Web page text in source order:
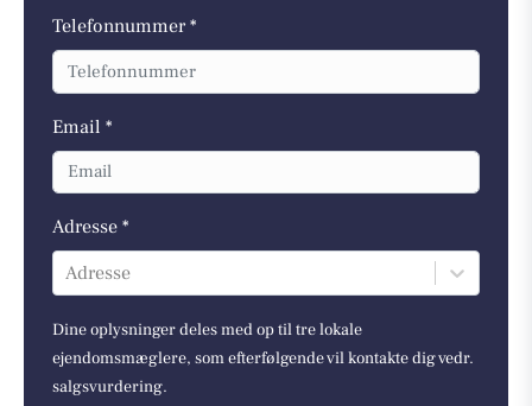
Telefonnummer *
Email *
Adresse *
Adresse
Dine oplysninger deles med op til tre lokale
ejendomsmæglere, som efterfølgende vil kontakte dig vedr.
salgsvurdering.